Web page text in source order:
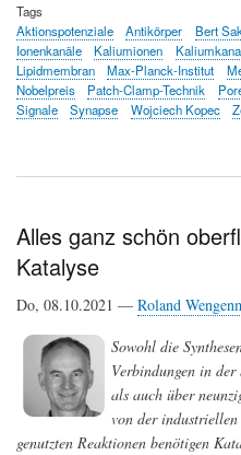
Tags
Aktionspotenziale
Antikörper Bert
Ionenkanäle
Kaliumionen
Lipidmembran
Max-Planck-Institut
Nobelpreis
Patch-Clamp-Technik
Signale
Synapse Wojciech Kopec
Alles ganz schön
Katalyse
Do, 08.10.2021 — Roland
Sowohl die
Verbindungen in
als auch über
von der industriellen
genutzten Reaktionen benötigen